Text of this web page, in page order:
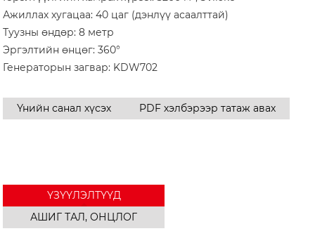
Ажиллах хугацаа: 40 цаг (дэнлүү асаалттай)
Туузны өндөр: 8 метр
Эргэлтийн өнцөг: 360°
Генераторын загвар: KDW702
Үнийн санал хүсэх PDF хэлбэрээр татаж авах
ҮЗҮҮЛЭЛТҮҮД
АШИГ ТАЛ, ОНЦЛОГ